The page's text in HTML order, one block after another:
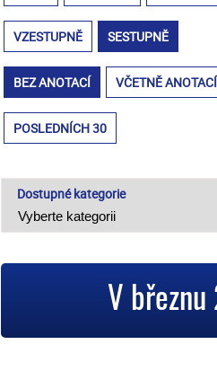
VZESTUPNĚ SESTUPNĚ
BEZ ANOTACÍ VČETNĚ ANOTACÍ
POSLEDNÍCH 30
Dostupné kategorie
V březnu